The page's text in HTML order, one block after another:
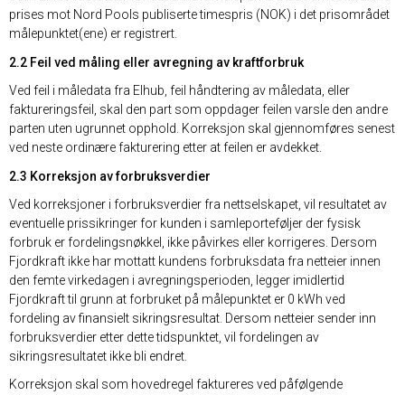
prises mot Nord Pools publiserte timespris (NOK) i det prisområdet
målepunktet(ene) er registrert.
2.2 Feil ved måling eller avregning av kraftforbruk
Ved feil i måledata fra Elhub, feil håndtering av måledata, eller
faktureringsfeil, skal den part som oppdager feilen varsle den andre
parten uten ugrunnet opphold. Korreksjon skal gjennomføres senest
ved neste ordinære fakturering etter at feilen er avdekket.
2.3 Korreksjon av forbruksverdier
Ved korreksjoner i forbruksverdier fra nettselskapet, vil resultatet av
eventuelle prissikringer for kunden i samleporteføljer der fysisk
forbruk er fordelingsnøkkel, ikke påvirkes eller korrigeres. Dersom
Fjordkraft ikke har mottatt kundens forbruksdata fra netteier innen
den femte virkedagen i avregningsperioden, legger imidlertid
Fjordkraft til grunn at forbruket på målepunktet er 0 kWh ved
fordeling av finansielt sikringsresultat. Dersom netteier sender inn
forbruksverdier etter dette tidspunktet, vil fordelingen av
sikringsresultatet ikke bli endret.
Korreksjon skal som hovedregel faktureres ved påfølgende